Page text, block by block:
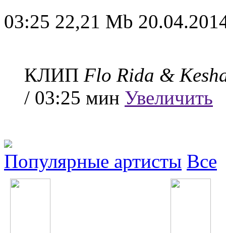
03:25 22,21 Mb
КЛИП Flo Rida &
/ 03:25 мин Увеличить
Популярные артисты Все